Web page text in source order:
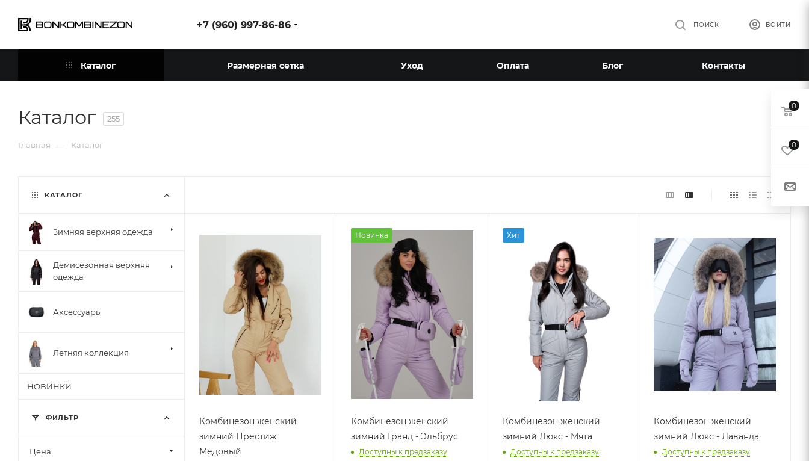
+7 (960) 997-86-86 ВОЙТИ
ПОИСК
Каталог Размерная сетка Уход Оплата Блог Контакты
Каталог 255
Главная — Каталог
Комбинезон женский
зимний Престиж
Медовый
Новинка
Комбинезон женский
зимний Гранд - Эльбрус
Доступны к предзаказу
Хит
Комбинезон женский
зимний Люкс - Мята
Доступны к предзаказу
Комбинезон женский
зимний Люкс - Лаванда
Доступны к предзаказу
КАТАЛОГ
Зимняя верхняя одежда
Демисезонная верхняя
одежда
Аксессуары
Летняя коллекция
НОВИНКИ
ФИЛЬТР
Цена
0
0